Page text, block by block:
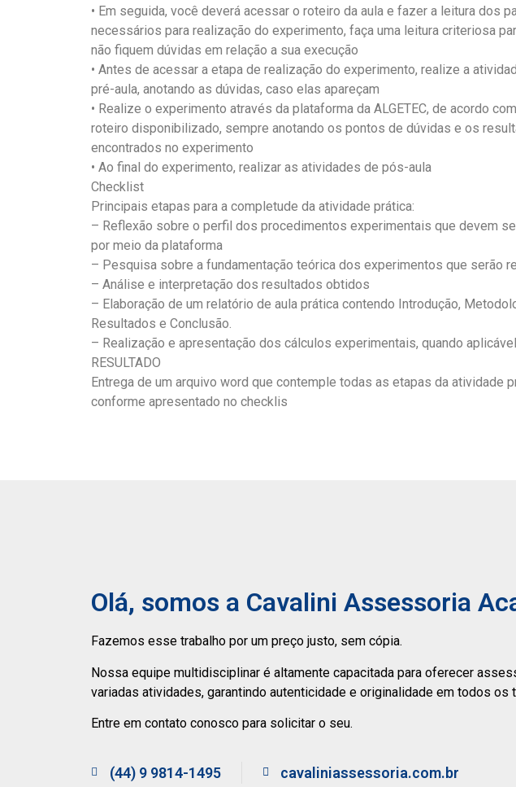
• Em seguida, você deverá acessar o roteiro da aula e fazer a leitura dos
necessários para realização do experimento, faça uma leitura criteriosa
não fiquem dúvidas em relação a sua execução
• Antes de acessar a etapa de realização do experimento, realize a
pré-aula, anotando as dúvidas, caso elas apareçam
• Realize o experimento através da plataforma da ALGETEC, de acordo
roteiro disponibilizado, sempre anotando os pontos de dúvidas e os
encontrados no experimento
• Ao final do experimento, realizar as atividades de pós-aula
Checklist
Principais etapas para a completude da atividade prática:
– Reflexão sobre o perfil dos procedimentos experimentais que devem
por meio da plataforma
– Pesquisa sobre a fundamentação teórica dos experimentos que serão
– Análise e interpretação dos resultados obtidos
– Elaboração de um relatório de aula prática contendo Introdução,
Resultados e Conclusão.
– Realização e apresentação dos cálculos experimentais, quando aplicável
RESULTADO
Entrega de um arquivo word que contemple todas as etapas da atividade
conforme apresentado no checklis
Olá, somos a Cavalini Assessoria
Fazemos esse trabalho por um preço justo, sem cópia.
Nossa equipe multidisciplinar é altamente capacitada para oferecer
variadas atividades, garantindo autenticidade e originalidade em todos os
Entre em contato conosco para solicitar o seu.
(44) 9 9814-1495 cavaliniassessoria.com.br